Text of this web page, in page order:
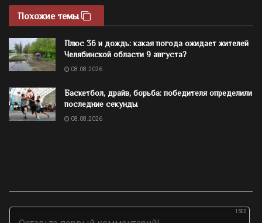
Похожие темы
Плюс 36 и дождь: какая погода ожидает жителей
Челябинской области 9 августа?
08.08.2026
Баскетбол, драйв, борьба: победителя определили
последние секунды
08.08.2026
1500